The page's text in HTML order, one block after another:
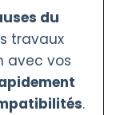
du
travaux
avec vos
.